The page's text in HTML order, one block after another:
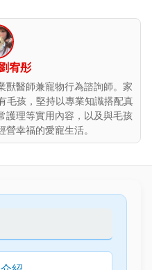
宥彤
獸醫師兼寵物行為諮詢師。家
毛孩，堅持以專業知識搭配真
護理等實用內容，以及與毛孩
幸福的愛寵生活。